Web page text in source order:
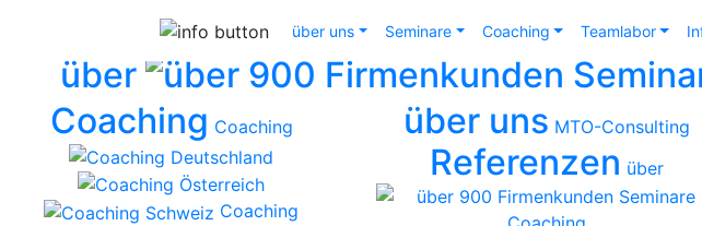
über uns Seminare Coaching Teamlabor
über
Coaching Coaching
Coaching
über uns MTO-Consulting
Referenzen über